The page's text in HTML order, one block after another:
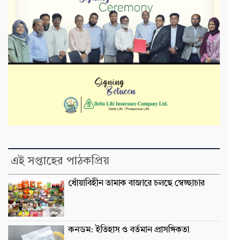
এই সপ্তাহের পাঠকপ্রিয়
ধোঁয়াবিহীন তামাক বাজারে চলছে স্বেচ্ছাচার
কনডম: ইতিহাস ও বর্তমান প্রাসঙ্গিকতা